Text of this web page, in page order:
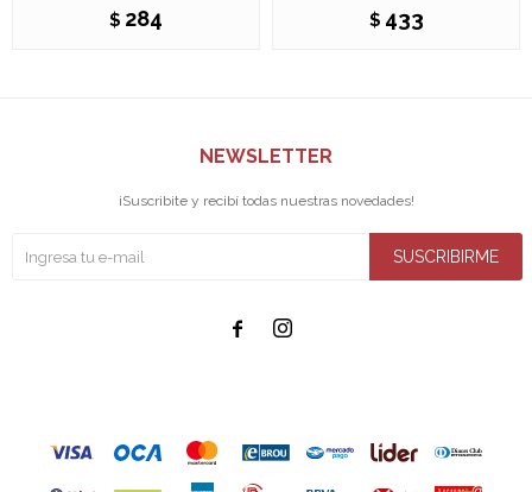
$ 284 $ 433
NEWSLETTER
¡Suscribite y recibí todas nuestras novedades!
SUSCRIBIRME
 